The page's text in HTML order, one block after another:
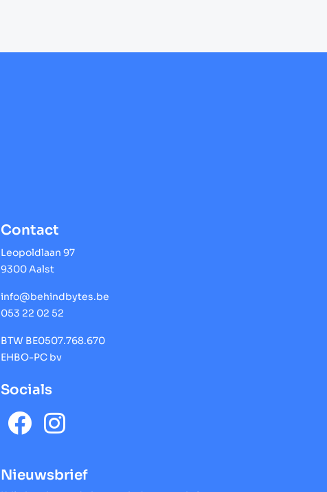
Contact
Leopoldlaan 97
9300 Aalst
info@behindbytes.be
053 22 02 52
BTW BE0507.768.670
EHBO-PC bv
Socials
Nieuwsbrief